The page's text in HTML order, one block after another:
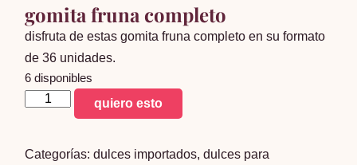
gomita fruna completo
disfruta de estas gomita fruna completo en su formato
de 36 unidades.
6 disponibles
gomita
x36
quiero esto
Categorías:dulces importados,dulces para